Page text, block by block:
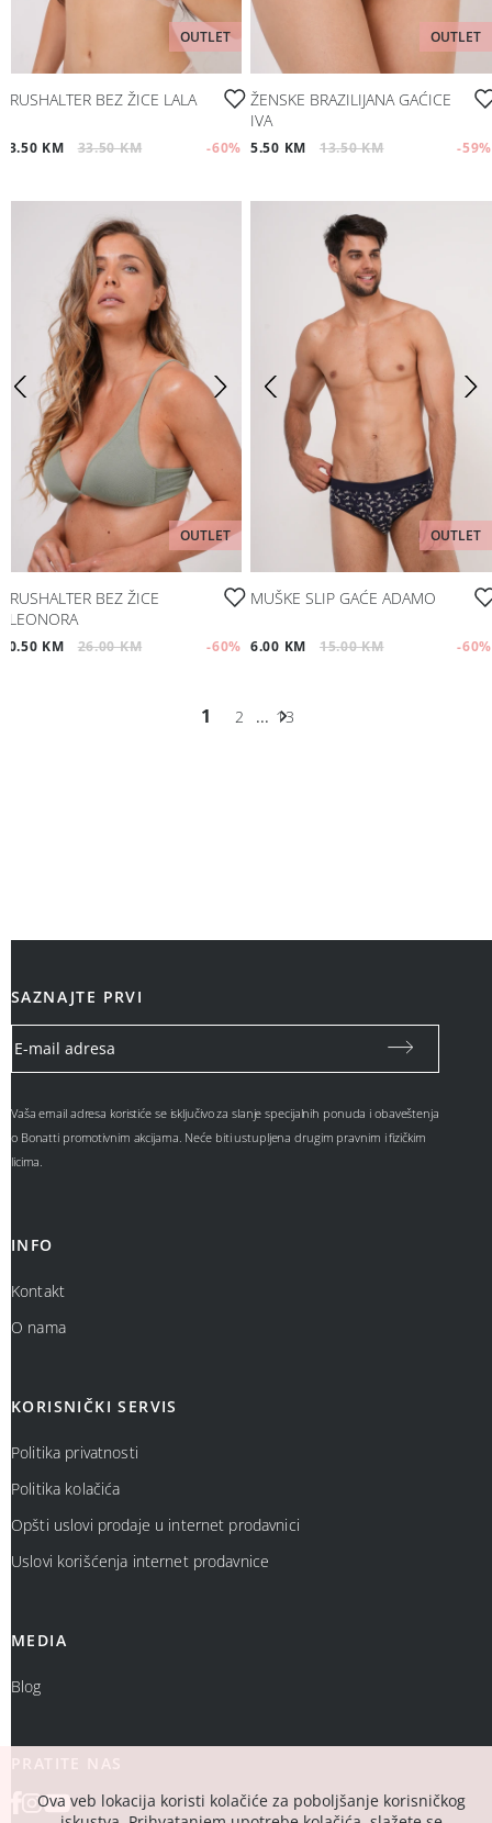
OUTLET
BRUSHALTER BEZ ŽICE LALA
13.50 KM 33.50 KM -60%
OUTLET
ŽENSKE BRAZILIJANA GAĆICE
IVA
5.50 KM 13.50 KM -59%
OUTLET
BRUSHALTER BEZ ŽICE
ELEONORA
10.50 KM 26.00 KM -60%
OUTLET
MUŠKE SLIP GAĆE ADAMO
6.00 KM 15.00 KM -60%
1 2 ... 13
Ova veb lokacija koristi kolačiće za poboljšanje korisničkog
SAZNAJTE PRVI
Vaša email adresa koristiće se isključivo za slanje specijalnih ponuda i obaveštenja
o Bonatti promotivnim akcijama. Neće biti ustupljena drugim pravnim i fizičkim
licima.
INFO
Kontakt
O nama
KORISNIČKI SERVIS
Politika privatnosti
Politika kolačića
Opšti uslovi prodaje u internet prodavnici
Uslovi korišćenja internet prodavnice
MEDIA
Blog